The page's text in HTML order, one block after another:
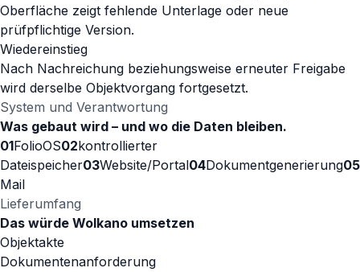
Oberfläche zeigt fehlende Unterlage oder neue
prüfpflichtige Version.
Wiedereinstieg
Nach Nachreichung beziehungsweise erneuter Freigabe
wird derselbe Objektvorgang fortgesetzt.
System und Verantwortung
Was gebaut wird – und wo die Daten bleiben.
01FolioOS02kontrollierter
Dateispeicher03Website/Portal04Dokumentgenerierung05
Mail
Lieferumfang
Das würde Wolkano umsetzen
Objektakte
Dokumentenanforderung